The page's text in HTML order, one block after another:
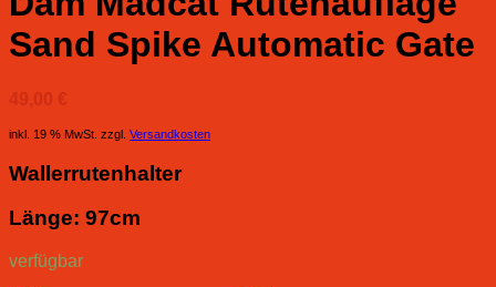
Sand Spike Automatic Gate
49,00 €
inkl. 19 % MwSt. zzgl. Versandkosten
Wallerrutenhalter
Länge: 97cm
verfügbar